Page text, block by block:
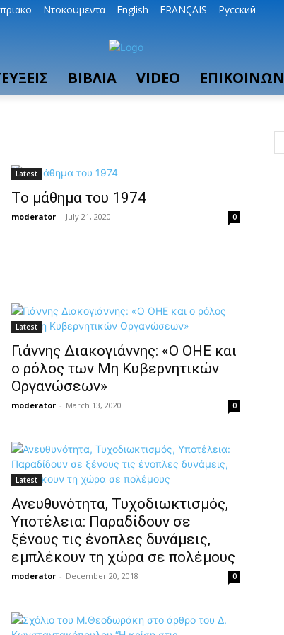
Ντοκουμεντα English FRANÇAIS Русский
ΒΙΒΛΙΑ VIDEO
Latest
Το μάθημα του 1974
moderator - July 21, 2020 0
Latest
Γιάννης Διακογιάννης: «O OHE και
ο ρόλος των Μη Κυβερνητικών
Οργανώσεων»
moderator - March 13, 2020 0
Latest
Ανευθυνότητα, Τυχοδιωκτισμός,
Υποτέλεια: Παραδίδουν σε
ξένους τις ένοπλες δυνάμεις,
εμπλέκουν τη χώρα σε πολέμους
moderator - December 20, 2018 0